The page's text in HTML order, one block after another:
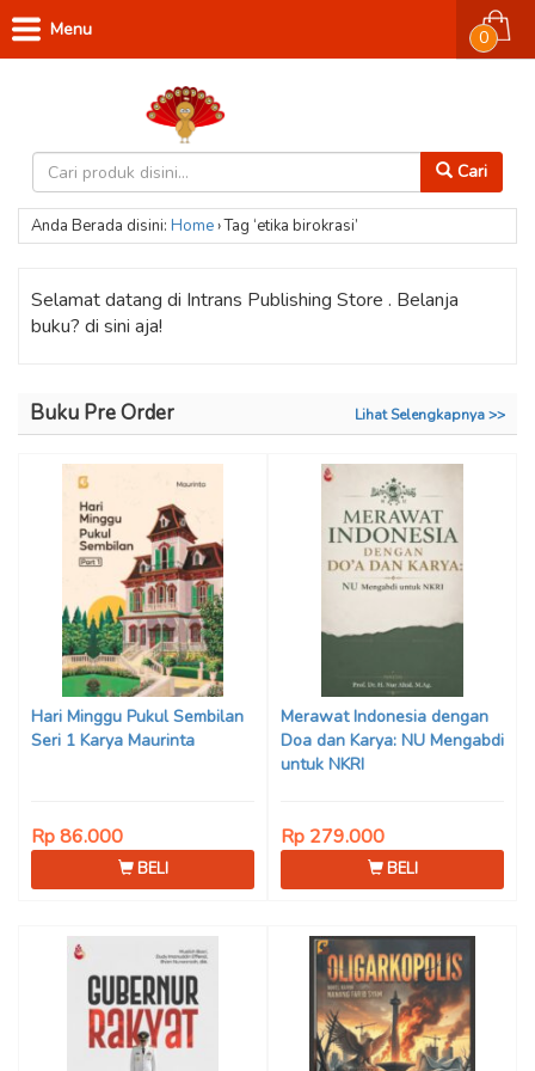
Cari
0
Menu
Anda Berada disini: Home›Tag ‘etika birokrasi’
Selamat datang di Intrans Publishing Store . Belanja
buku? di sini aja!
Buku Pre Order Lihat Selengkapnya >>
Hari Minggu Pukul Sembilan
Seri 1 Karya Maurinta
Rp 86.000
BELI
Merawat Indonesia dengan
Doa dan Karya: NU Mengabdi
untuk NKRI
Rp 279.000
BELI